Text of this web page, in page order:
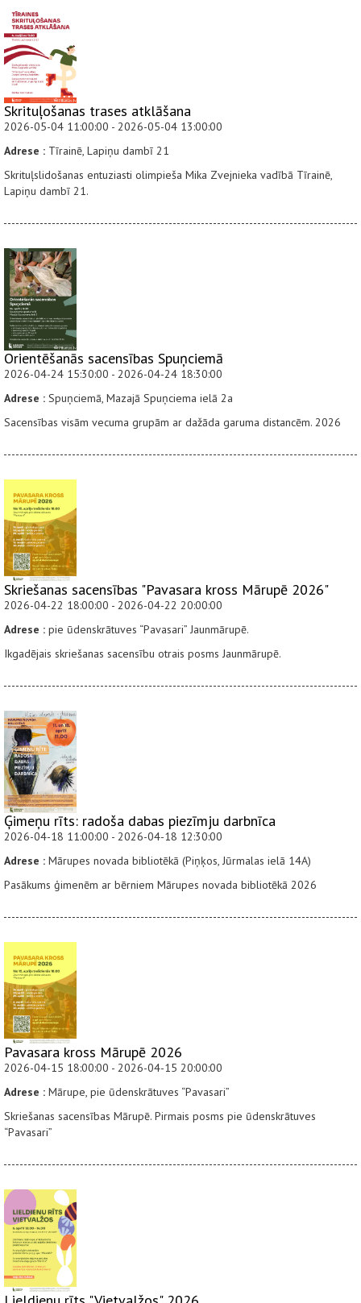
Skrituļošanas trases atklāšana
2026-05-04 11:00:00 - 2026-05-04 13:00:00
Adrese : Tīrainē, Lapiņu dambī 21
Skrituļslidošanas entuziasti olimpieša Mika Zvejnieka vadībā Tīrainē,
Lapiņu dambī 21.
Orientēšanās sacensības Spuņciemā
2026-04-24 15:30:00 - 2026-04-24 18:30:00
Adrese : Spuņciemā, Mazajā Spuņciema ielā 2a
Sacensības visām vecuma grupām ar dažāda garuma distancēm. 2026
Skriešanas sacensības "Pavasara kross Mārupē 2026"
2026-04-22 18:00:00 - 2026-04-22 20:00:00
Adrese : pie ūdenskrātuves “Pavasari” Jaunmārupē.
Ikgadējais skriešanas sacensību otrais posms Jaunmārupē.
Ģimeņu rīts: radoša dabas piezīmju darbnīca
2026-04-18 11:00:00 - 2026-04-18 12:30:00
Adrese : Mārupes novada bibliotēkā (Piņķos, Jūrmalas ielā 14A)
Pasākums ģimenēm ar bērniem Mārupes novada bibliotēkā 2026
Pavasara kross Mārupē 2026
2026-04-15 18:00:00 - 2026-04-15 20:00:00
Adrese : Mārupe, pie ūdenskrātuves “Pavasari”
Skriešanas sacensības Mārupē. Pirmais posms pie ūdenskrātuves
“Pavasari”